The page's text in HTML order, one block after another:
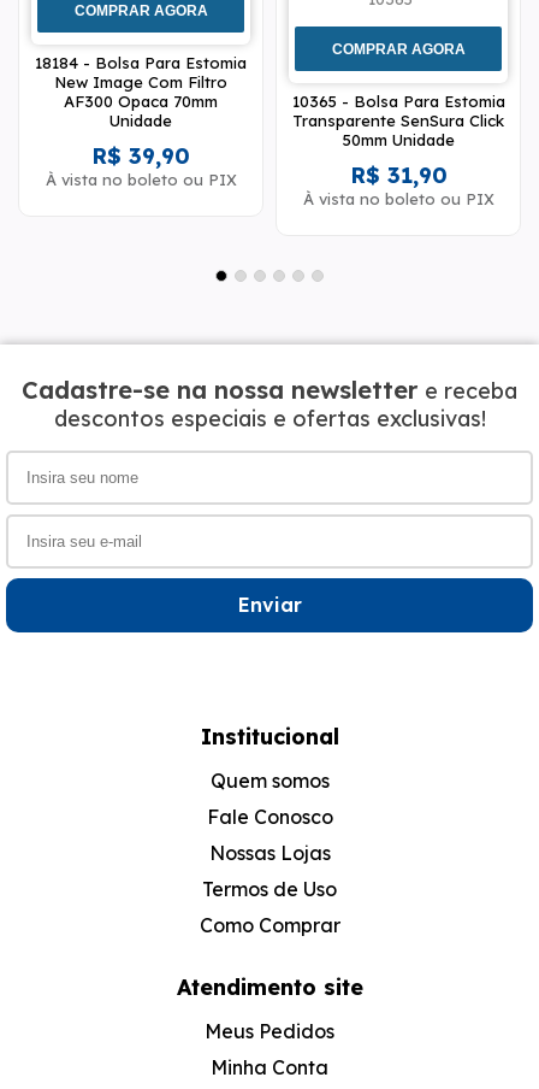
COMPRAR AGORA
18184 - Bolsa Para Estomia
New Image Com Filtro
AF300 Opaca 70mm
Unidade
R$ 39,90
À vista no boleto ou PIX
COMPRAR AGORA
10365 - Bolsa Para Estomia
Transparente SenSura Click
50mm Unidade
R$ 31,90
À vista no boleto ou PIX
Cadastre-se na nossa newsletter e receba
descontos especiais e ofertas exclusivas!
Enviar
Institucional
Quem somos
Fale Conosco
Nossas Lojas
Termos de Uso
Como Comprar
Atendimento site
Meus Pedidos
Minha Conta